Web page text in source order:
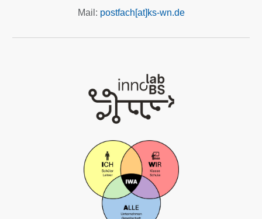
Mail: postfach[at]ks-wn.de